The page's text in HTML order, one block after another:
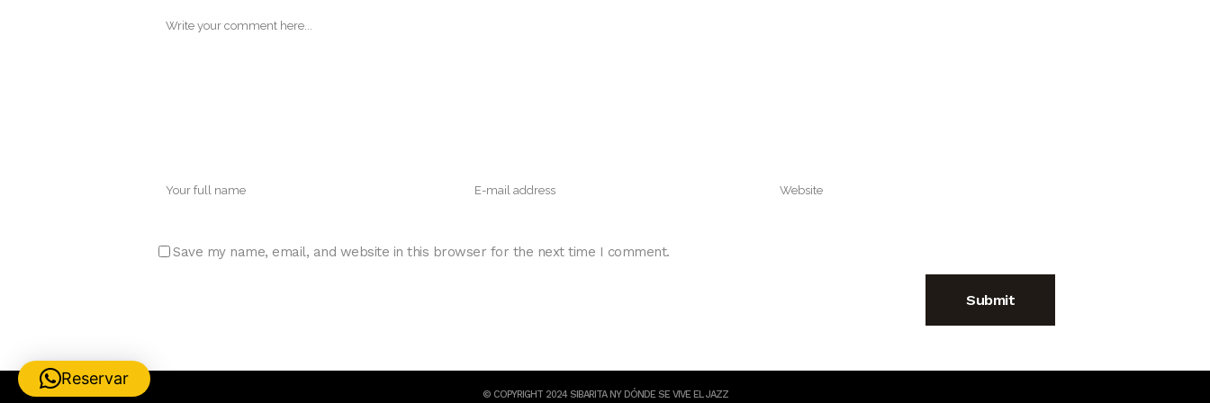
Save my name, email, and website in this browser for the next time I comment.
© COPYRIGHT 2024 SIBARITA NY DÓNDE SE VIVE EL JAZZ
Reservar